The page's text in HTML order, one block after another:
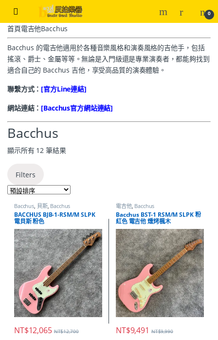
0
首頁電吉他Bacchus
Bacchus 的電吉他適用於各種音樂風格和演奏風格的吉他手，包括
搖滾、爵士、金屬等等。無論是入門級還是專業演奏者，都能夠找到
適合自己的 Bacchus 吉他，享受高品質的演奏體驗。
聯繫方式： [官方Line連結]
網站連結： [Bacchus官方網站連結]
Bacchus
顯示所有 12 筆結果
Filters
Bacchus, 貝斯, Bacchus
BACCHUS BJB-1-RSM/M SLPK
電貝斯 粉色
NT$12,065 NT$12,700
電吉他, Bacchus
Bacchus BST-1 RSM/M SLPK 粉
紅色 電吉他 燻烤楓木
NT$9,491 NT$9,990